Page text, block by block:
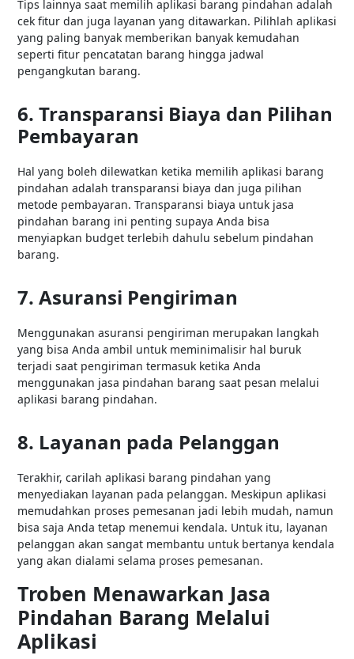
Tips lainnya saat memilih aplikasi barang pindahan adalah
cek fitur dan juga layanan yang ditawarkan. Pilihlah aplikasi
yang paling banyak memberikan banyak kemudahan
seperti fitur pencatatan barang hingga jadwal
pengangkutan barang.
6. Transparansi Biaya dan Pilihan
Pembayaran
Hal yang boleh dilewatkan ketika memilih aplikasi barang
pindahan adalah transparansi biaya dan juga pilihan
metode pembayaran. Transparansi biaya untuk jasa
pindahan barang ini penting supaya Anda bisa
menyiapkan budget terlebih dahulu sebelum pindahan
barang.
7. Asuransi Pengiriman
Menggunakan asuransi pengiriman merupakan langkah
yang bisa Anda ambil untuk meminimalisir hal buruk
terjadi saat pengiriman termasuk ketika Anda
menggunakan jasa pindahan barang saat pesan melalui
aplikasi barang pindahan.
8. Layanan pada Pelanggan
Terakhir, carilah aplikasi barang pindahan yang
menyediakan layanan pada pelanggan. Meskipun aplikasi
memudahkan proses pemesanan jadi lebih mudah, namun
bisa saja Anda tetap menemui kendala. Untuk itu, layanan
pelanggan akan sangat membantu untuk bertanya kendala
yang akan dialami selama proses pemesanan.
Troben Menawarkan Jasa
Pindahan Barang Melalui
Aplikasi